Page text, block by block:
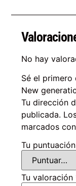
No hay
Sé el primero
New
Tu dirección
publicada.
marcados con
Tu puntuación
Tu valoración